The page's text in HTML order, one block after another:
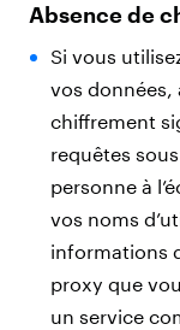
Absence de
Si vous
vos données,
chiffrement
requêtes
personne à
vos noms
informations
proxy que
un service